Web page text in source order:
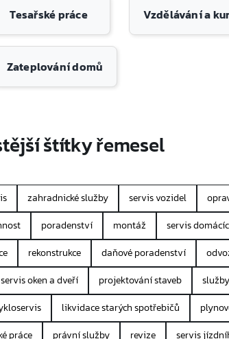
Tesařské práce Vzdělávání a
Zateplování domů
štítky řemesel
zahradnické služby servis vozidel
poradenství montáž servis
rekonstrukce daňové poradenství
oken a dveří projektování staveb
likvidace starých spotřebičů
práce právní služby revize servis